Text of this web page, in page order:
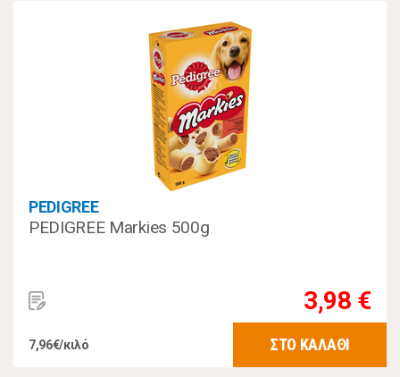
PEDIGREE
PEDIGREE Markies 500g
3,98 €
7,96€/κιλό ΣΤΟ ΚΑΛΑΘΙ